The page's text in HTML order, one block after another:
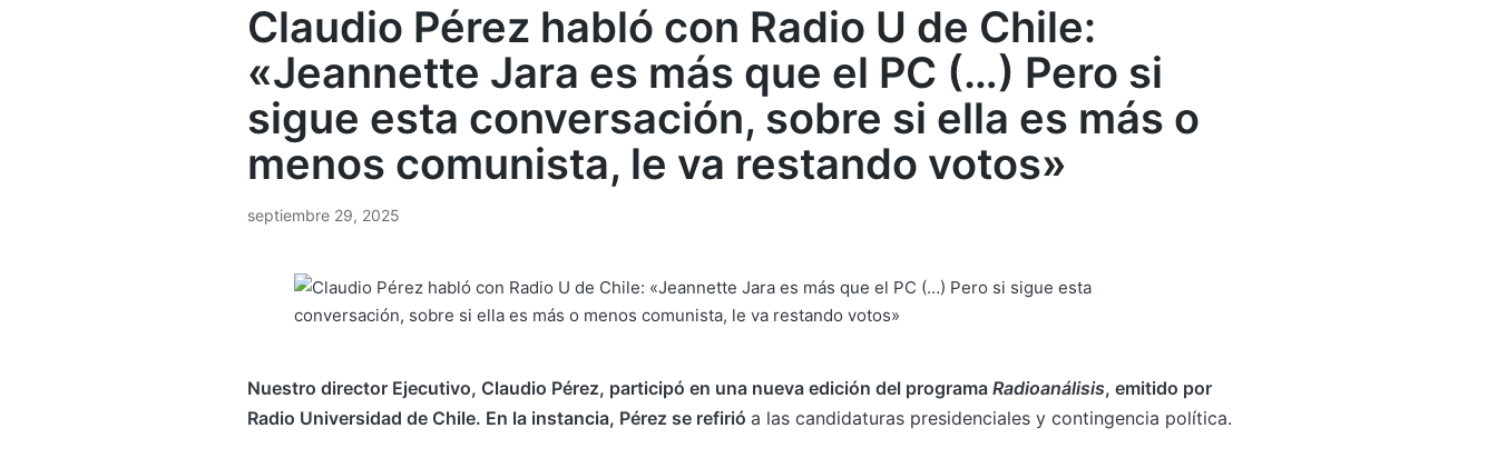
Claudio Pérez habló con Radio U de Chile:
«Jeannette Jara es más que el PC (…) Pero si
sigue esta conversación, sobre si ella es más o
menos comunista, le va restando votos»
septiembre 29, 2025
Nuestro director Ejecutivo, Claudio Pérez, participó en una nueva edición del programa Radioanálisis, emitido por
Radio Universidad de Chile. En la instancia, Pérez se refirió a las candidaturas presidenciales y contingencia política.